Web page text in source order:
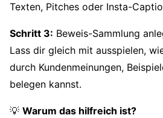
Texten, Pitches oder Insta-
Schritt 3: Beweis-Sammlung
Lass dir gleich mit ausspielen,
durch Kundenmeinungen,
belegen kannst.
💡 Warum das hilfreich ist?